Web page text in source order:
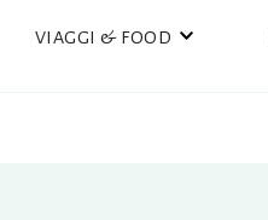
VIAGGI & FOOD